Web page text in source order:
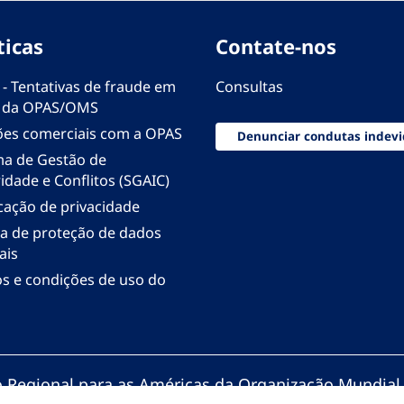
Tentativas de fraude em
OPAS/OMS
comerciais com a OPAS
de Gestão de
e Conflitos (SGAIC)
de privacidade
de proteção de dados
e condições de uso do
Contate-nos
Consultas
Denunciar condutas
para as Américas da Organização Mundial